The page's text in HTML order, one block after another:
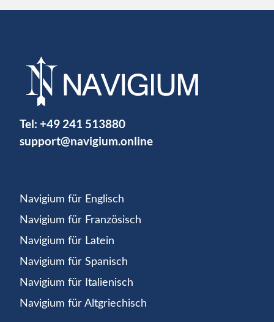
Tel: +49 241 513880
support@navigium.online
Navigium für Englisch
Navigium für Französisch
Navigium für Latein
Navigium für Spanisch
Navigium für Italienisch
Navigium für Altgriechisch